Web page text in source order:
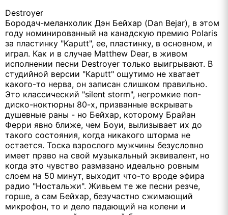
Destroyer
Бородач-меланхолик Дэн Бейхар (Dan Bejar), в этом
году номинированный на канадскую премию Polaris
за пластинку "Kaputt", ее, пластинку, в основном, и
играл. Как и в случае Matthew Dear, в живом
исполнении песни Destroyer только выигрывают. В
студийной версии "Kaputt" ощутимо не хватает
какого-то нерва, он записан слишком правильно.
Это классический "silent storm", негромкие поп-
диско-ноктюрны 80-х, призванные вскрывать
душевные раны - но Бейхар, которому Брайан
Ферри явно ближе, чем Боуи, вылизывает их до
такого состояния, когда никакого шторма не
остается. Тоска взрослого мужчины безусловно
имеет право на свой музыкальный эквивалент, но
когда это чувство размазано идеально ровным
слоем на 50 минут, выходит что-то вроде эфира
радио "Ностальжи". Живьем те же песни резче,
горше, а сам Бейхар, безучастно сжимающий
микрофон, то и дело падающий на колени и